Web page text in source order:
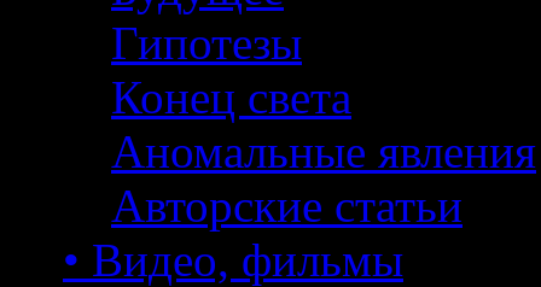
Гипотезы
Конец света
Аномальные явления
Авторские статьи
• Видео, фильмы